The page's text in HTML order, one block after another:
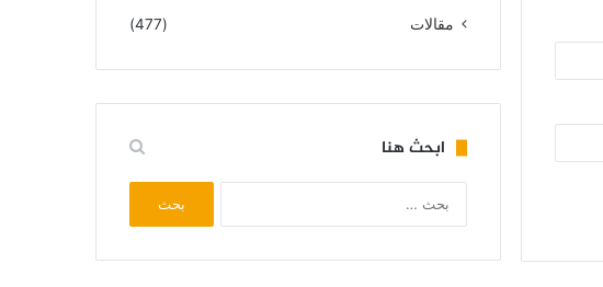
مقالات
(477)
ابحث هنا